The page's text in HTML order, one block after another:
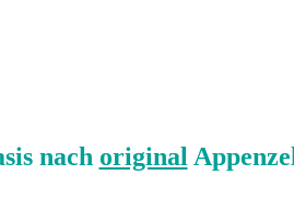
nach original